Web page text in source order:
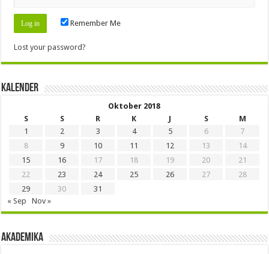
Remember Me
Lost your password?
Kalender
Oktober 2018
S
S R K J S
M
1
2 3 4 5 6
7
8
9 10 11 12 13
14
15
16 17 18 19 20
21
22
23 24 25 26 27
28
29
30
31
« Sep
Nov »
Akademika